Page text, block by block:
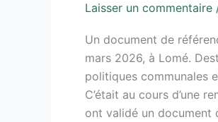
Laisser un commentaire
Un document de
mars 2026, à Lomé.
politiques communales
C’était au cours d’une
ont validé un document